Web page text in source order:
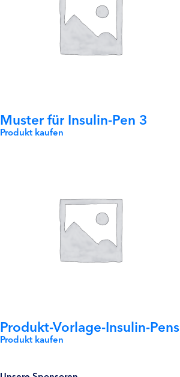
Muster für Insulin-Pen 3
Produkt kaufen
Produkt-Vorlage-Insulin-Pens
Produkt kaufen